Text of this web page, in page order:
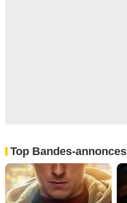
Top Bandes-annonces